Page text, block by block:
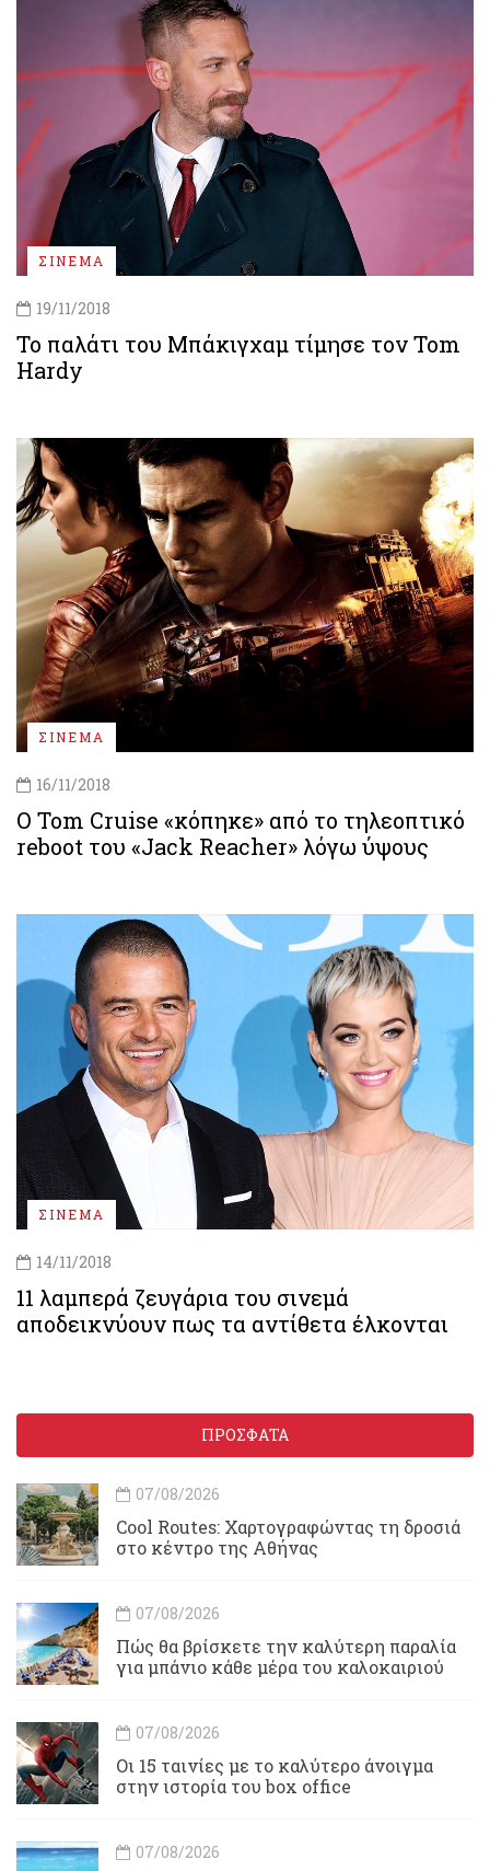
ΣΙΝΕΜΑ
19/11/2018
Το παλάτι του Μπάκιγχαμ τίμησε τον Tom
Hardy
ΣΙΝΕΜΑ
16/11/2018
Ο Tom Cruise «κόπηκε» από το τηλεοπτικό
reboot του «Jack Reacher» λόγω ύψους
ΣΙΝΕΜΑ
14/11/2018
11 λαμπερά ζευγάρια του σινεμά
αποδεικνύουν πως τα αντίθετα έλκονται
ΠΡΟΣΦΑΤΑ
07/08/2026
Cool Routes: Χαρτογραφώντας τη δροσιά
στο κέντρο της Αθήνας
07/08/2026
Πώς θα βρίσκετε την καλύτερη παραλία
για μπάνιο κάθε μέρα του καλοκαιριού
07/08/2026
Οι 15 ταινίες με το καλύτερο άνοιγμα
στην ιστορία του box office
07/08/2026